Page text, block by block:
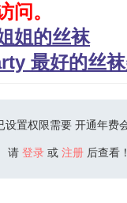
问。
姐的丝袜
最好的丝
设置权限需要 开通年费
请 登录 或 注册 后查看！